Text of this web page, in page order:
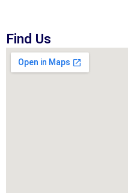
Find Us